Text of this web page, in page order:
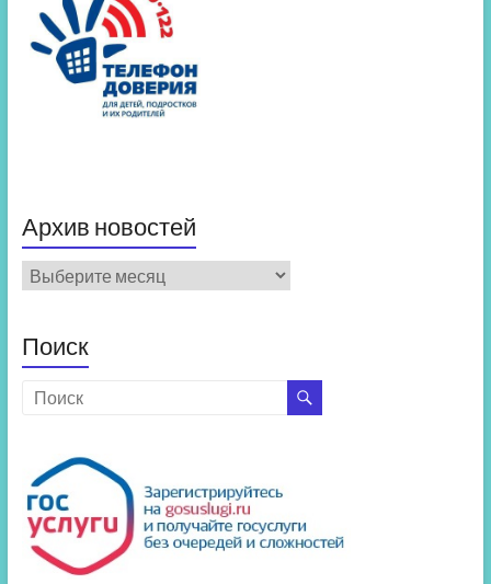
Архив новостей
Архив
новостей
Поиск